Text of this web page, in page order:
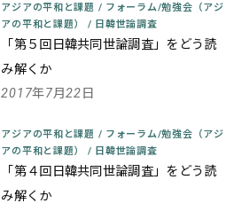
アジアの平和と課題 / フォーラム/勉強会（アジ
アの平和と課題） / 日韓世論調査
「第５回日韓共同世論調査」をどう読
み解くか
2017年7月22日
アジアの平和と課題 / フォーラム/勉強会（アジ
アの平和と課題） / 日韓世論調査
「第４回日韓共同世論調査」をどう読
み解くか